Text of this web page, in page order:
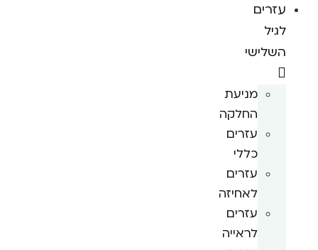
עזרים
לגיל
השלישי
מניעת
החלקה
עזרים
כללי
עזרים
לאחיזה
עזרים
לראייה